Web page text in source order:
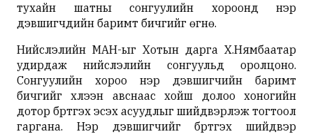
тухайн шатны сонгуулийн хороонд нэр
дэвшигчдийн баримт бичгийг өгнө.
Нийслэлийн МАН-ыг Хотын дарга Х.Нямбаатар
удирдаж нийслэлийн сонгуульд оролцоно.
Сонгуулийн хороо нэр дэвшигчийн баримт
бичгийг хүлээн авснаас хойш долоо хоногийн
дотор бүртгэх эсэх асуудлыг шийдвэрлэж тогтоол
гаргана. Нэр дэвшигчийг бүртгэх шийдвэр